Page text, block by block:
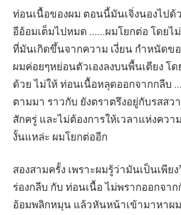
ท่อนเนื้อของผม ตอนนี้มันเจิ่งนองไปด้
อีอ้อมเต็มไปหมด ……ผมโยกต่อ โดยไ
ที่มันเกิดขึ้นจากความ เงี่ยน กำหนัดข
ผมค่อยๆหย่อนตัวเองลงบนพื้นเตียง โด
ด้วย ไม่ให้ ท่อนเนื้อหลุดออกจากกลีบ
ตามมา ราวกับ ยังตราตรึงอยู่กับรสสว
สักครู่ และไม่ต้องการให้เวลาแห่งคว
งั้นแหล่ะ ผมโยกต่ออีก
สองสามครั้ง เพราะผมรู้ว่ามันเป็นเพีย
ร่องกลีบ กับ ท่อนเนื้อ ไม่พรากออกจา
อ้อมพลิกหมุน แล้วหันหน้าเข้ามาหาผ